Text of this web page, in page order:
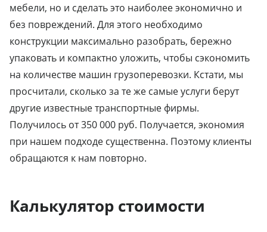
мебели, но и сделать это наиболее экономично и
без повреждений. Для этого необходимо
конструкции максимально разобрать, бережно
упаковать и компактно уложить, чтобы сэкономить
на количестве машин грузоперевозки. Кстати, мы
просчитали, сколько за те же самые услуги берут
другие известные транспортные фирмы.
Получилось от 350 000 руб. Получается, экономия
при нашем подходе существенна. Поэтому клиенты
обращаются к нам повторно.
Калькулятор стоимости